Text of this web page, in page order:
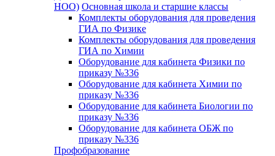
НОО) Основная школа и старшие классы
Комплекты оборудования для проведения
ГИА по Физике
Комплекты оборудования для проведения
ГИА по Химии
Оборудование для кабинета Физики по
приказу №336
Оборудование для кабинета Химии по
приказу №336
Оборудование для кабинета Биологии по
приказу №336
Оборудование для кабинета ОБЖ по
приказу №336
Профобразование